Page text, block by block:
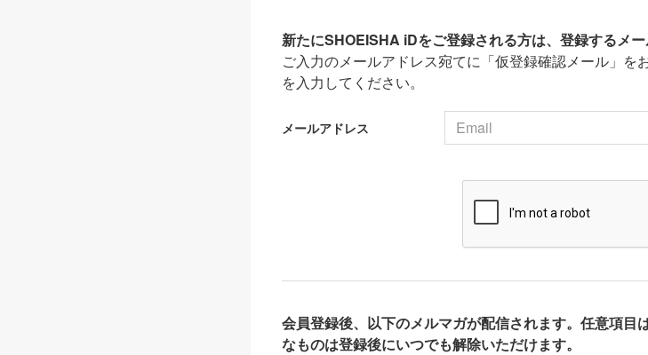
新たにSHOEISHA iDをご登録される方は、登録するメー
ご入力のメールアドレス宛てに「仮登録確認メール」を
を入力してください。
メールアドレス
会員登録後、以下のメルマガが配信されます。任意項目
なものは登録後にいつでも解除いただけます。